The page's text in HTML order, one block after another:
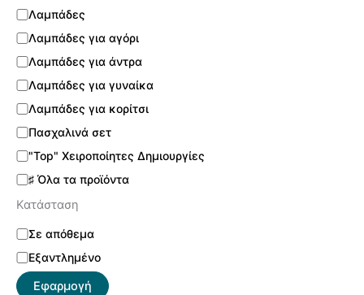
Λαμπάδες
Λαμπάδες για αγόρι
Λαμπάδες για άντρα
Λαμπάδες για γυναίκα
Λαμπάδες για κορίτσι
Πασχαλινά σετ
"Top" Χειροποίητες Δημιουργίες
♯ Όλα τα προϊόντα
Κατάσταση
Σε απόθεμα
Εξαντλημένο
Εφαρμογή